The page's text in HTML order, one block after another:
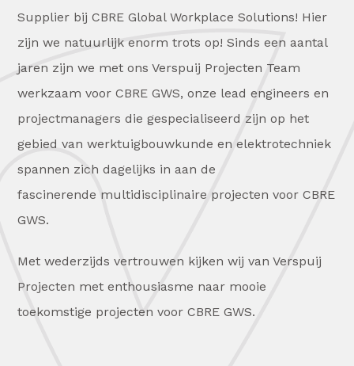
Supplier bij CBRE Global Workplace Solutions! Hier
zijn we natuurlijk enorm trots op! Sinds een aantal
jaren zijn we met ons Verspuij Projecten Team
werkzaam voor CBRE GWS, onze lead engineers en
projectmanagers die gespecialiseerd zijn op het
gebied van werktuigbouwkunde en elektrotechniek
spannen zich dagelijks in aan de
fascinerende multidisciplinaire projecten voor CBRE
GWS.
Met wederzijds vertrouwen kijken wij van Verspuij
Projecten met enthousiasme naar mooie
toekomstige projecten voor CBRE GWS.